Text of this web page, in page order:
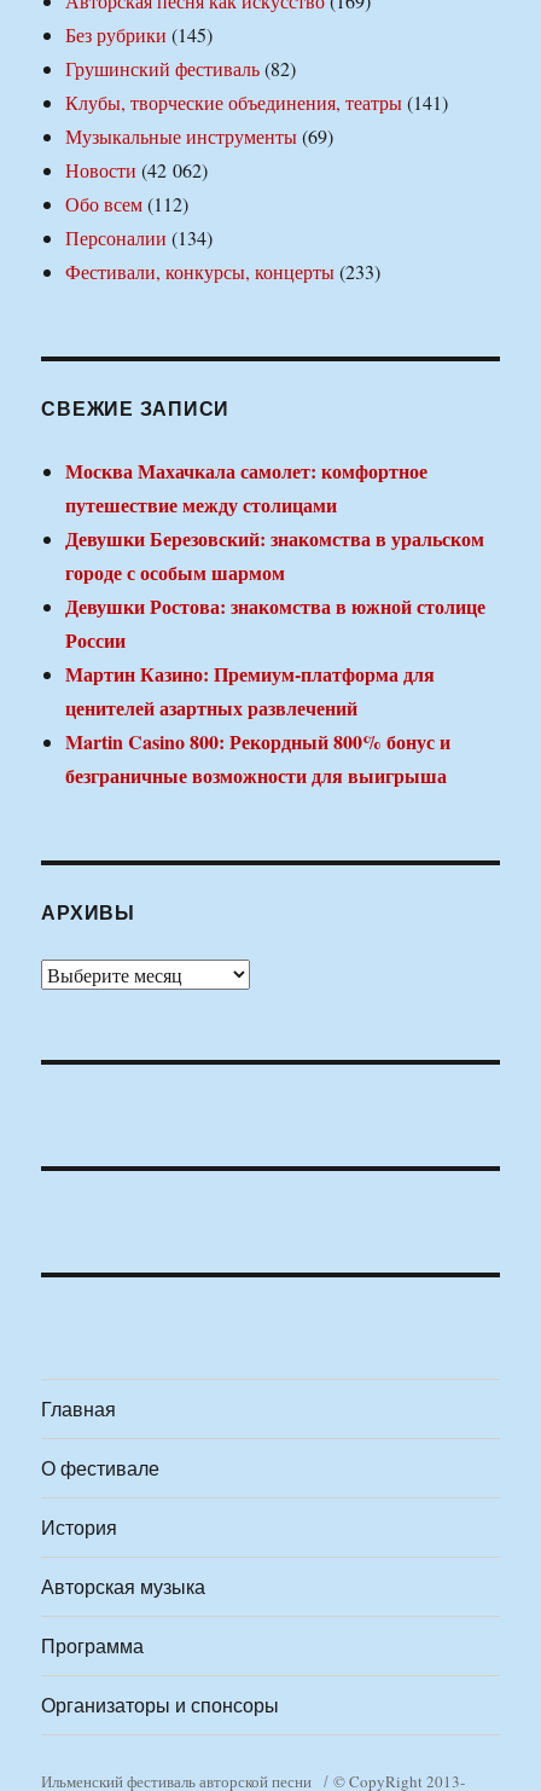
Без рубрики (145)
Грушинский фестиваль(82)
Клубы, творческие объединения, театры(141)
Музыкальные инструменты(69)
Новости (42 062)
Обо всем(112)
Персоналии (134)
Фестивали, конкурсы, концерты(233)
СВЕЖИЕ ЗАПИСИ
Москва Махачкала самолет: комфортное
путешествие между столицами
Девушки Березовский: знакомства в уральском
городе с особым шармом
Девушки Ростова: знакомства в южной столице
России
Мартин Казино: Премиум-платформа для
ценителей азартных развлечений
Martin Casino 800: Рекордный 800% бонус и
безграничные возможности для выигрыша
АРХИВЫ
Архивы
Главная
О фестивале
История
Авторская музыка
Программа
Организаторы и спонсоры
Ильменский фестиваль авторской песни © CopyRight 2013-